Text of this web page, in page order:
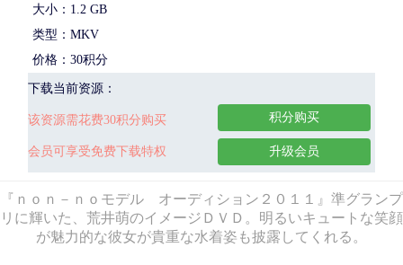
大小：1.2 GB
类型：MKV
价格：30积分
下载当前资源：
该资源需花费30积分购买
会员可享受免费下载特权
积分购买
升级会员
『ｎｏｎ－ｎｏモデル オーディション２０１１』準グランプ
リに輝いた、荒井萌のイメージＤＶＤ。明るいキュートな笑顔
が魅力的な彼女が貴重な水着姿も披露してくれる。